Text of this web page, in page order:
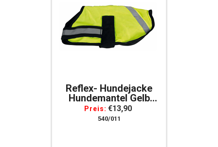
Reflex- Hundejacke
Hundemantel Gelb
Reflektierend Hunde
Sicherheitsweste
Preis: €13,90
540/011